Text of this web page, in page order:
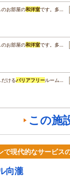
のお部屋の和洋室です。多…
のお部屋の和洋室です。多…
だけるバリアフリールーム…
この施
現代的なサービス
向瀧